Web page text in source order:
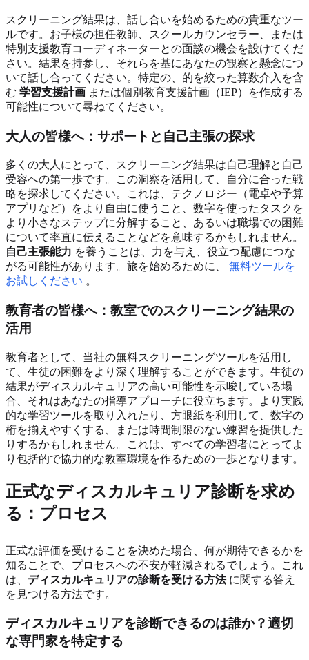
スクリーニング結果は、話し合いを始めるための貴重なツー
ルです。お子様の担任教師、スクールカウンセラー、または
特別支援教育コーディネーターとの面談の機会を設けてくだ
さい。結果を持参し、それらを基にあなたの観察と懸念につ
いて話し合ってください。特定の、的を絞った算数介入を含
む 学習支援計画 または個別教育支援計画（IEP）を作成する
可能性について尋ねてください。
大人の皆様へ：サポートと自己主張の探求
多くの大人にとって、スクリーニング結果は自己理解と自己
受容への第一歩です。この洞察を活用して、自分に合った戦
略を探求してください。これは、テクノロジー（電卓や予算
アプリなど）をより自由に使うこと、数字を使ったタスクを
より小さなステップに分解すること、あるいは職場での困難
について率直に伝えることなどを意味するかもしれません。
自己主張能力 を養うことは、力を与え、役立つ配慮につな
がる可能性があります。旅を始めるために、 無料ツールを
お試しください 。
教育者の皆様へ：教室でのスクリーニング結果の
活用
教育者として、当社の無料スクリーニングツールを活用し
て、生徒の困難をより深く理解することができます。生徒の
結果がディスカルキュリアの高い可能性を示唆している場
合、それはあなたの指導アプローチに役立ちます。より実践
的な学習ツールを取り入れたり、方眼紙を利用して、数字の
桁を揃えやすくする、または時間制限のない練習を提供した
りするかもしれません。これは、すべての学習者にとってよ
り包括的で協力的な教室環境を作るための一歩となります。
正式なディスカルキュリア診断を求め
る：プロセス
正式な評価を受けることを決めた場合、何が期待できるかを
知ることで、プロセスへの不安が軽減されるでしょう。これ
は、 ディスカルキュリアの診断を受ける方法に関する答え
を見つける方法です。
ディスカルキュリアを診断できるのは誰か？適切
な専門家を特定する